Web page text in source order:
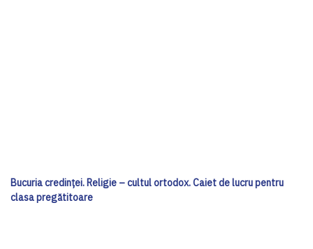
Bucuria credinței. Religie – cultul ortodox. Caiet de lucru pentru
clasa pregătitoare